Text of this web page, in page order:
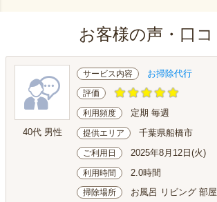
お客様の声・口コ
40代 男性
サービス内容 お掃除代行
評価
利用頻度 定期 毎週
提供エリア 千葉県船橋市
ご利用日 2025年8月12日(火)
利用時間 2.0時間
掃除場所 お風呂 リビング 部屋